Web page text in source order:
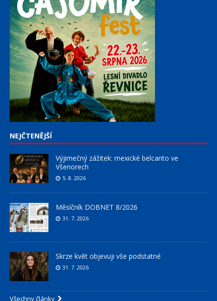
NEJČTENĚJŠÍ
Výjimečný zážitek: mexické belcanto ve
Všenorech
5. 8. 2026
Měsíčník DOBNET 8/2026
31. 7. 2026
Skrze květ objevuji vše podstatné
31. 7. 2026
Všechny články